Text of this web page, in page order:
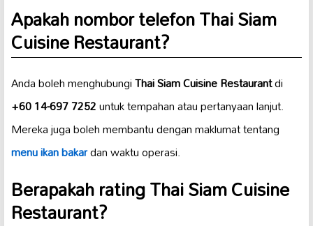
Apakah nombor telefon Thai Siam
Cuisine Restaurant?
Anda boleh menghubungiThai Siam Cuisine Restaurantdi
+60 14-697 7252untuk tempahan atau pertanyaan lanjut.
Mereka juga boleh membantu dengan maklumat tentang
menu ikan bakardan waktu operasi.
Berapakah rating Thai Siam Cuisine
Restaurant?